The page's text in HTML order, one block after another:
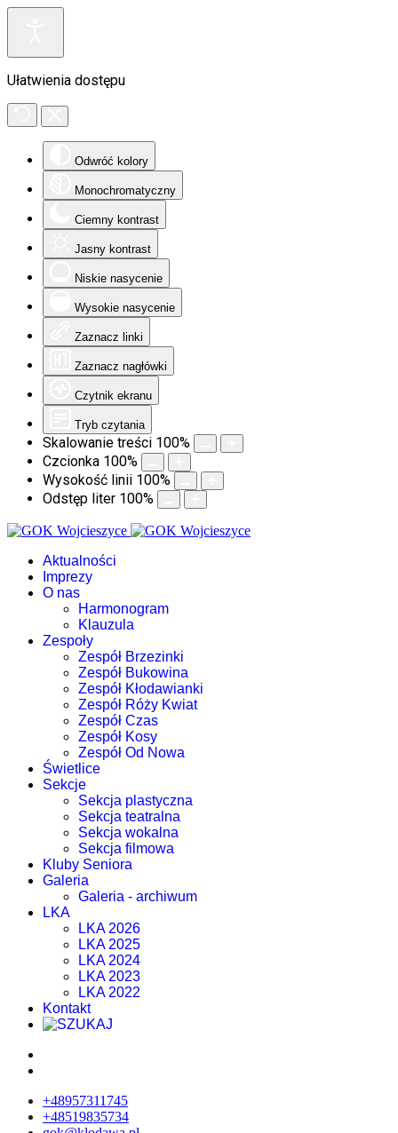
Ułatwienia dostępu
Odwróć kolory
Monochromatyczny
Ciemny kontrast
Jasny kontrast
Niskie nasycenie
Wysokie nasycenie
Zaznacz linki
Zaznacz nagłówki
Czytnik ekranu
Tryb czytania
Skalowanie treści 100%
Czcionka 100%
Wysokość linii 100%
Odstęp liter 100%
Aktualności
Imprezy
O nas
Harmonogram
Klauzula
Zespoły
Zespół Brzezinki
Zespół Bukowina
Zespół Kłodawianki
Zespół Róży Kwiat
Zespół Czas
Zespół Kosy
Zespół Od Nowa
Świetlice
Sekcje
Sekcja plastyczna
Sekcja teatralna
Sekcja wokalna
Sekcja filmowa
Kluby Seniora
Galeria
Galeria - archiwum
LKA
LKA 2026
LKA 2025
LKA 2024
LKA 2023
LKA 2022
Kontakt
+48957311745
+48519835734